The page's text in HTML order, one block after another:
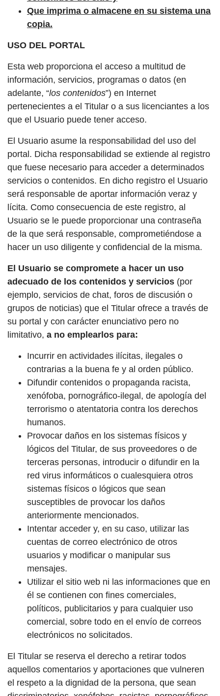
Que imprima o almacene en su sistema una
copia.
USO DEL PORTAL
Esta web proporciona el acceso a multitud de
información, servicios, programas o datos (en
adelante, “los contenidos”) en Internet
pertenecientes a el Titular o a sus licenciantes a los
que el Usuario puede tener acceso.
El Usuario asume la responsabilidad del uso del
portal. Dicha responsabilidad se extiende al registro
que fuese necesario para acceder a determinados
servicios o contenidos. En dicho registro el Usuario
será responsable de aportar información veraz y
lícita. Como consecuencia de este registro, al
Usuario se le puede proporcionar una contraseña
de la que será responsable, comprometiéndose a
hacer un uso diligente y confidencial de la misma.
El Usuario se compromete a hacer un uso
adecuado de los contenidos y servicios (por
ejemplo, servicios de chat, foros de discusión o
grupos de noticias) que el Titular ofrece a través de
su portal y con carácter enunciativo pero no
limitativo, a no emplearlos para:
Incurrir en actividades ilícitas, ilegales o
contrarias a la buena fe y al orden público.
Difundir contenidos o propaganda racista,
xenófoba, pornográfico-ilegal, de apología del
terrorismo o atentatoria contra los derechos
humanos.
Provocar daños en los sistemas físicos y
lógicos del Titular, de sus proveedores o de
terceras personas, introducir o difundir en la
red virus informáticos o cualesquiera otros
sistemas físicos o lógicos que sean
susceptibles de provocar los daños
anteriormente mencionados.
Intentar acceder y, en su caso, utilizar las
cuentas de correo electrónico de otros
usuarios y modificar o manipular sus
mensajes.
Utilizar el sitio web ni las informaciones que en
él se contienen con fines comerciales,
políticos, publicitarios y para cualquier uso
comercial, sobre todo en el envío de correos
electrónicos no solicitados.
El Titular se reserva el derecho a retirar todos
aquellos comentarios y aportaciones que vulneren
el respeto a la dignidad de la persona, que sean